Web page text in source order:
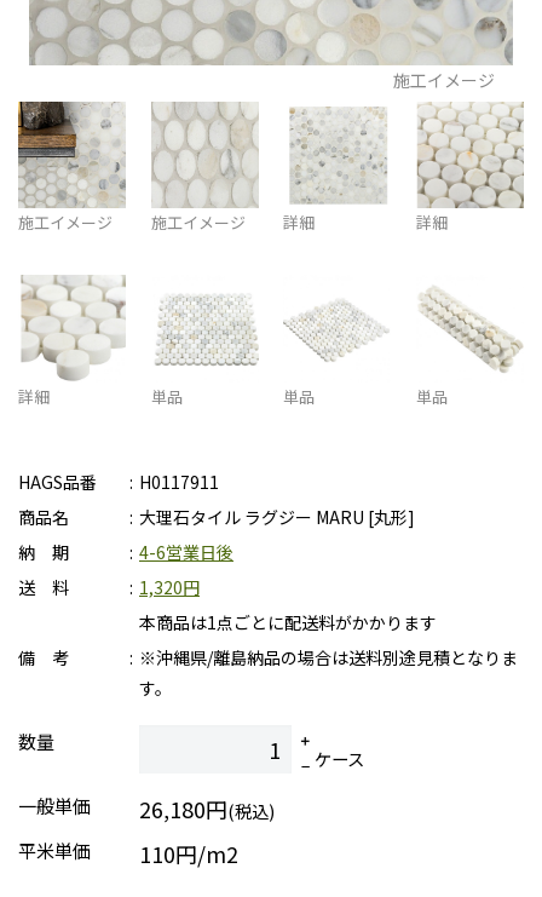
施工イメージ
施工イメージ 施工イメージ 詳細 詳細
詳細 単品 単品 単品
HAGS品番
H0117911
商品名
大理石タイル ラグジー MARU [丸形]
納 期
4-6営業日後
送 料
1,320円
本商品は1点ごとに配送料がかかります
備 考
※沖縄県/離島納品の場合は送料別途見積となりま
す。
数量
ケース
一般単価
26,180円(税込)
平米単価
110円/m2